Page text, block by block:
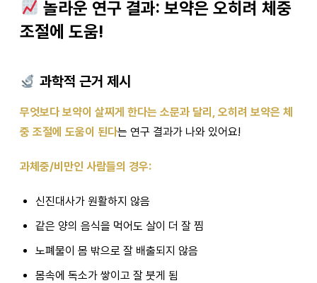
놀라운 연구 결과: 보약은 오히려 체중
조절에 도움!
과학적 근거 제시
무엇보다 보약이 살찌게 한다는 소문과 달리, 오히려 보약은 체
중 조절에 도움이 된다는 연구 결과가 나와 있어요!
과체중/비만인 사람들의 경우:
신진대사가 원활하지 않음
같은 양의 음식을 먹어도 살이 더 잘 찜
노폐물이 몸 밖으로 잘 배출되지 않음
몸속에 독소가 쌓이고 잘 붓게 됨